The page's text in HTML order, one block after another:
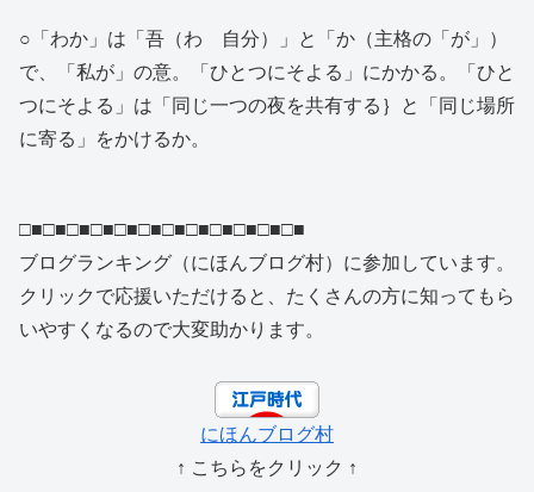
○「わか」は「吾（わ 自分）」と「か（主格の「が」）
で、「私が」の意。「ひとつにそよる」にかかる。「ひと
つにそよる」は「同じ一つの夜を共有する｝と「同じ場所
に寄る」をかけるか。
□■□■□■□■□■□■□■□■□■□■□■□■
ブログランキング（にほんブログ村）に参加しています。
クリックで応援いただけると、たくさんの方に知ってもら
いやすくなるので大変助かります。
にほんブログ村
↑ こちらをクリック ↑